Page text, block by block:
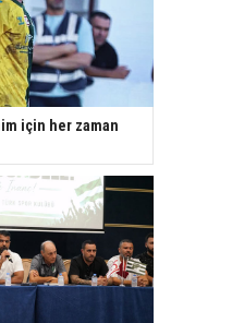
için her zaman